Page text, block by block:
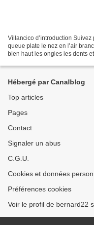
Villancico d’introduction
queue plate le nez en l’air
bien haut les ongles les dents
Hébergé par Canalblog
Top articles
Pages
Contact
Signaler un abus
C.G.U.
Cookies et données
Préférences cookies
Voir le profil de bernard22